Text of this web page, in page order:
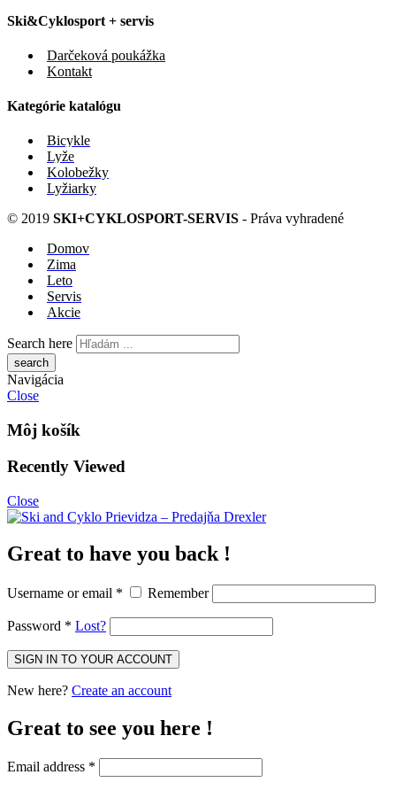
Ski&Cyklosport + servis
Darčeková poukážka
Kontakt
Kategórie katalógu
Bicykle
Lyže
Kolobežky
Lyžiarky
© 2019 SKI+CYKLOSPORT-SERVIS - Práva vyhradené
Domov
Zima
Leto
Servis
Akcie
Search here
Navigácia
Close
Môj košík
Recently Viewed
Close
Great to have you back !
Username or email * Remember
Password * Lost?
New here? Create an account
Great to see you here !
Email address *